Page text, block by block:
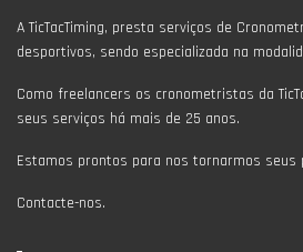
A TicTacTiming, presta serviços de
desportivos, sendo especializada na
Como freelancers os cronometristas da
seus serviços há mais de 25 anos.
Estamos prontos para nos tornarmos seus
Contacte-nos.